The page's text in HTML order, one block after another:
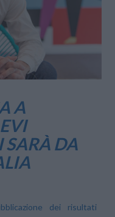
A
SARÀ DA
dei risultati